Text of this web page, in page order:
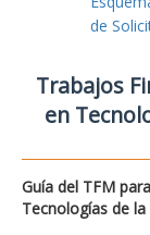
de
Trabajos
en
Guía del TFM
Tecnologías de